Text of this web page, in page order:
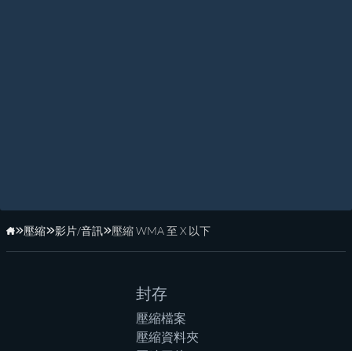
首頁
壓縮 影片/音訊 壓縮 WMA 至 X 以下
封存
壓縮檔案
壓縮資料夾